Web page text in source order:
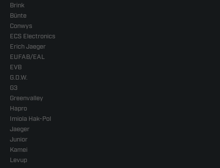
Brink
Bünte
Conwys
ECS Electronics
Erich Jaeger
EUFAB/EAL
EVB
G.D.W.
G3
Greenvalley
Hapro
Imiola Hak-Pol
Jaeger
Junior
Kamei
Levup